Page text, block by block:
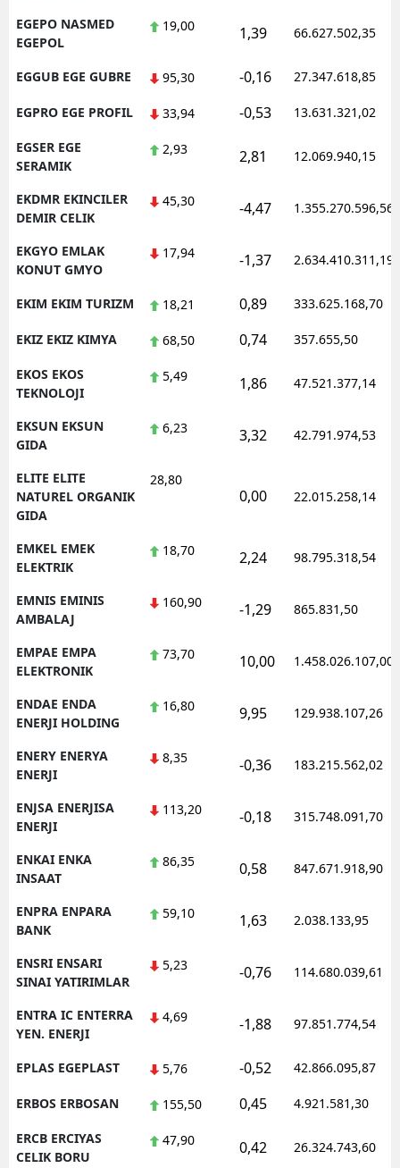
EGEPO NASMED
EGEPOL
19,00 1,39 66.627.502,35
EGGUB EGE GUBRE 95,30 -0,16 27.347.618,85
EGPRO EGE PROFIL 33,94 -0,53 13.631.321,02
EGSER EGE
SERAMIK
2,93 2,81 12.069.940,15
EKDMR EKINCILER
DEMIR CELIK
45,30 -4,47 1.355.270.596,56
EKGYO EMLAK
KONUT GMYO
17,94 -1,37 2.634.410.311,19
EKIM EKIM TURIZM 18,21 0,89 333.625.168,70
EKIZ EKIZ KIMYA 68,50 0,74 357.655,50
EKOS EKOS
TEKNOLOJI
5,49 1,86 47.521.377,14
EKSUN EKSUN
GIDA
6,23 3,32 42.791.974,53
ELITE ELITE
NATUREL ORGANIK
GIDA
28,80
0,00 22.015.258,14
EMKEL EMEK
ELEKTRIK
18,70 2,24 98.795.318,54
EMNIS EMINIS
AMBALAJ
160,90 -1,29 865.831,50
EMPAE EMPA
ELEKTRONIK
73,70 10,00 1.458.026.107,00
ENDAE ENDA
ENERJI HOLDING
16,80 9,95 129.938.107,26
ENERY ENERYA
ENERJI
8,35 -0,36 183.215.562,02
ENJSA ENERJISA
ENERJI
113,20 -0,18 315.748.091,70
ENKAI ENKA
INSAAT
86,35 0,58 847.671.918,90
ENPRA ENPARA
BANK
59,10 1,63 2.038.133,95
ENSRI ENSARI
SINAI YATIRIMLAR
5,23 -0,76 114.680.039,61
ENTRA IC ENTERRA
YEN. ENERJI
4,69 -1,88 97.851.774,54
EPLAS EGEPLAST 5,76 -0,52 42.866.095,87
ERBOS ERBOSAN 155,50 0,45 4.921.581,30
ERCB ERCIYAS
CELIK BORU
47,90 0,42 26.324.743,60